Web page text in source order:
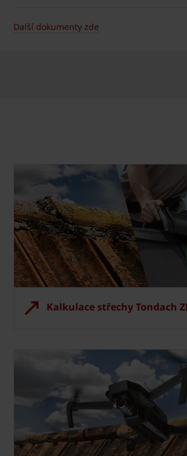
Další dokumenty zde
Kalkulace střechy Tondach